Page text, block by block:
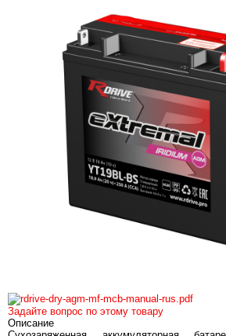
Задайте вопрос по этому товару
Описание